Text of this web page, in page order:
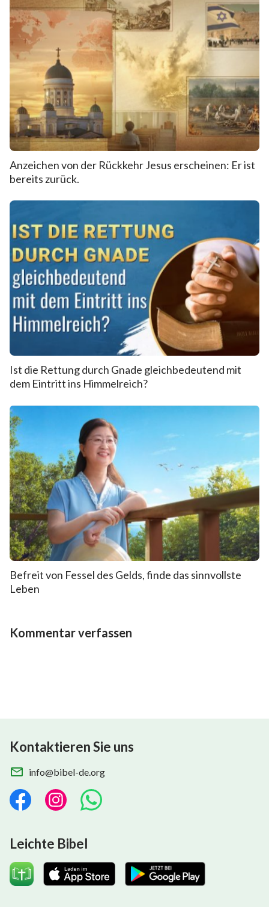
Anzeichen von der Rückkehr Jesus erscheinen: Er ist
bereits zurück.
Ist die Rettung durch Gnade gleichbedeutend mit
dem Eintritt ins Himmelreich?
Befreit von Fessel des Gelds, finde das sinnvollste
Leben
Kommentar verfassen
Kontaktieren Sie uns
info@bibel-de.org
Leichte Bibel